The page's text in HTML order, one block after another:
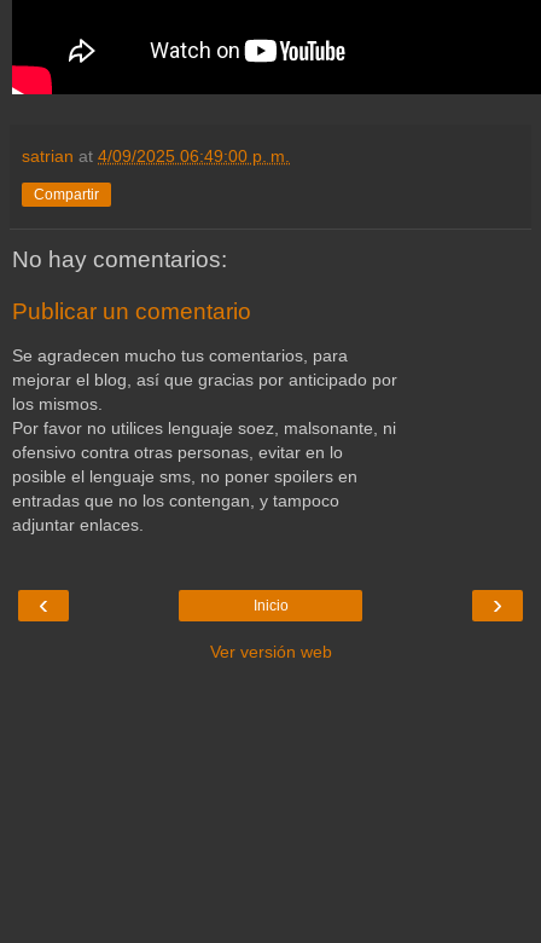
satrian at 4/09/2025 06:49:00 p. m.
Compartir
No hay comentarios:
Publicar un comentario
Se agradecen mucho tus comentarios, para
mejorar el blog, así que gracias por anticipado por
los mismos.
Por favor no utilices lenguaje soez, malsonante, ni
ofensivo contra otras personas, evitar en lo
posible el lenguaje sms, no poner spoilers en
entradas que no los contengan, y tampoco
adjuntar enlaces.
‹ ›
Inicio
Ver versión web